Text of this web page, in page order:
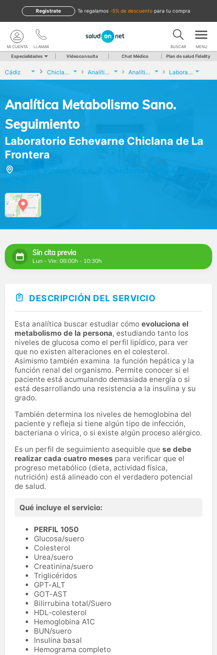
te regalamos -5% de descuento para tu compra
Regístrate
LLAMAR
MI CUENTA BUSCAR MENU
Especialidades Videoconsulta Chat Médico Plan de salud Fidelity
Cádiz Chiclana de la Frontera Analíticas y Genética Analítica Metabolismo Sano. Seguimiento Laboratorio Echevarne Chiclana de La Frontera
Analítica Metabolismo Sano.
Seguimiento
Laboratorio Echevarne Chiclana de La
Frontera
Sin cita previa
Lun - Vie: 08:00h - 10:30h
DESCRIPCIÓN DEL SERVICIO
Esta analítica buscar estudiar cómo evoluciona el
metabolismo de la persona, estudiando tanto los
niveles de glucosa como el perfil lipídico, para ver
que no existen alteraciones en el colesterol.
Asimismo también examina la función hepática y la
función renal del organismo. Permite conocer si el
paciente está acumulando demasiada energía o si
está desarrollando una resistencia a la insulina y su
grado.
También determina los niveles de hemoglobina del
paciente y refleja si tiene algún tipo de infección,
bacteriana o vírica, o si existe algún proceso alérgico.
Es un perfil de seguimiento asequible que se debe
realizar cada cuatro meses para verificar que el
progreso metabólico (dieta, actividad física,
nutrición) está alineado con el verdadero potencial
de salud.
Qué incluye el servicio:
PERFIL 1050
Glucosa/suero
Colesterol
Urea/suero
Creatinina/suero
Triglicéridos
GPT-ALT
GOT-AST
Bilirrubina total/Suero
HDL-colesterol
Hemoglobina A1C
BUN/suero
Insulina basal
Hemograma completo